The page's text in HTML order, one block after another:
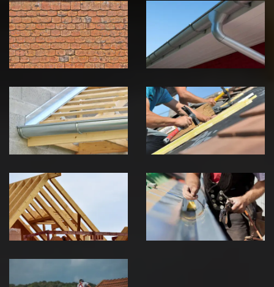
démoussage de
toiture 39
Jura
pose de
gouttière 39
Jura
Pose de
Chéneau 39
Jura
Réparation de
toiture 39
Jura
Traitement de
charpente 39
Jura
Travaux de
zinguerie 39
Jura
Urgence fuite
de toiture 39